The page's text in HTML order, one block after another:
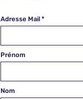
Adresse Mail *
Prénom
Nom